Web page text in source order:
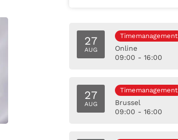
27
AUG
Timemanagement
Online
09:00 - 16:00
27
AUG
Timemanagement
Brussel
09:00 - 16:00